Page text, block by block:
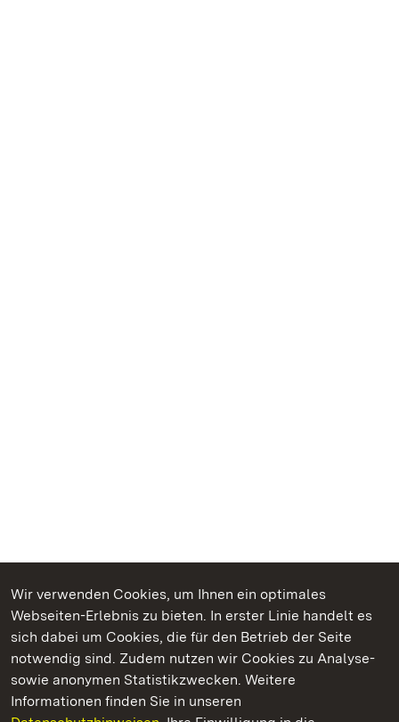
Wir verwenden Cookies, um Ihnen ein optimales
Webseiten-Erlebnis zu bieten. In erster Linie handelt es
sich dabei um Cookies, die für den Betrieb der Seite
notwendig sind. Zudem nutzen wir Cookies zu Analyse-
sowie anonymen Statistikzwecken. Weitere
Informationen finden Sie in unseren
Kommen. Staunen. Genießen.